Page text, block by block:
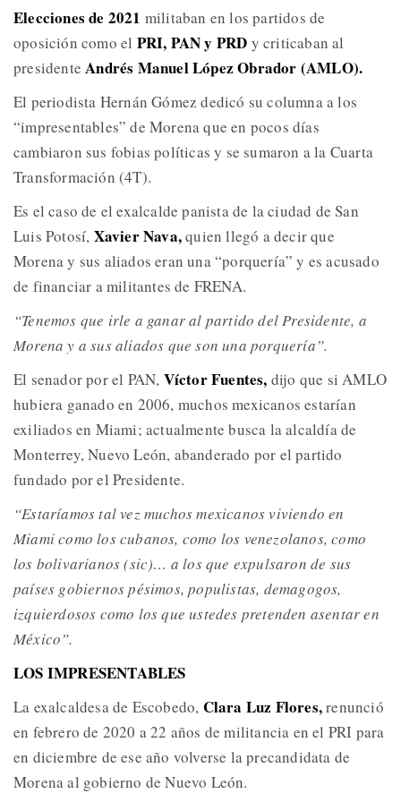
Elecciones de 2021 militaban en los partidos de
oposición como el PRI, PAN y PRD y criticaban al
presidente Andrés Manuel López Obrador (AMLO).
El periodista Hernán Gómez dedicó su columna a los
“impresentables” de Morena que en pocos días
cambiaron sus fobias políticas y se sumaron a la Cuarta
Transformación (4T).
Es el caso de el exalcalde panista de la ciudad de San
Luis Potosí, Xavier Nava,quien llegó a decir que
Morena y sus aliados eran una “porquería” y es acusado
de financiar a militantes de FRENA.
“Tenemos que irle a ganar al partido del Presidente, a
Morena y a sus aliados que son una porquería”.
El senador por el PAN, Víctor Fuentes, dijo que si AMLO
hubiera ganado en 2006, muchos mexicanos estarían
exiliados en Miami; actualmente busca la alcaldía de
Monterrey, Nuevo León, abanderado por el partido
fundado por el Presidente.
“Estaríamos tal vez muchos mexicanos viviendo en
Miami como los cubanos, como los venezolanos, como
los bolivarianos (sic)… a los que expulsaron de sus
países gobiernos pésimos, populistas, demagogos,
izquierdosos como los que ustedes pretenden asentar en
México”.
LOS IMPRESENTABLES
La exalcaldesa de Escobedo, Clara Luz Flores,renunció
en febrero de 2020 a 22 años de militancia en el PRI para
en diciembre de ese año volverse la precandidata de
Morena al gobierno de Nuevo León.